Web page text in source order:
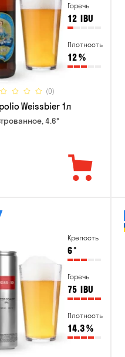
Горечь
12 IBU
Плотность
12%
(0)
Weissbier 1л
4.6°
Крепость
6°
Горечь
75 IBU
Плотность
14.3%